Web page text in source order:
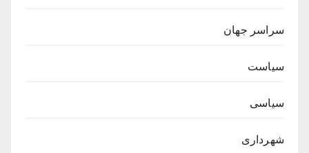
سراسر جهان
سیاست
سیاسی
شهرداری